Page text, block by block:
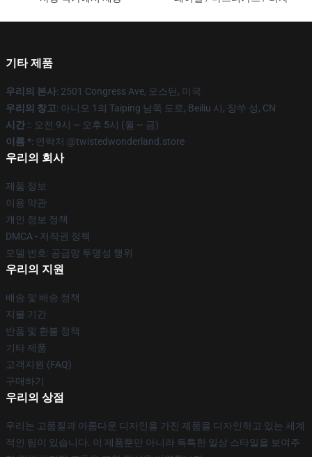
기타 제품
우리의 본사: 2501 Congress Ave, 오스틴, 미국
우리의 창고: 아니오 1의 Taiping 남쪽 도로, Beiliu 시, 장쑤 성, CN
시간 :: 오전 9시 ~ 오후 5시 (월 ~ 금)
이름 *: 연락처 @twistedwonderland.store
우리의 회사
제품 정보
이용 약관
개인 정보 정책
DMCA - 저작권 정책
모델 번호: 공급망 투명성 행위
우리의 지원
배송 및 배송 정책
지불 기간
반품 및 환불 정책
기타 제품
고객지원 (FAQ)
구매하기
우리의 상점
우리는 고품질과 아름다운 디자인을 가진 제품을 디자인하고 있는 세계
적인 팀이 있습니다. 이 제품뿐만 아니라 독특한 일상 스타일을 보여주